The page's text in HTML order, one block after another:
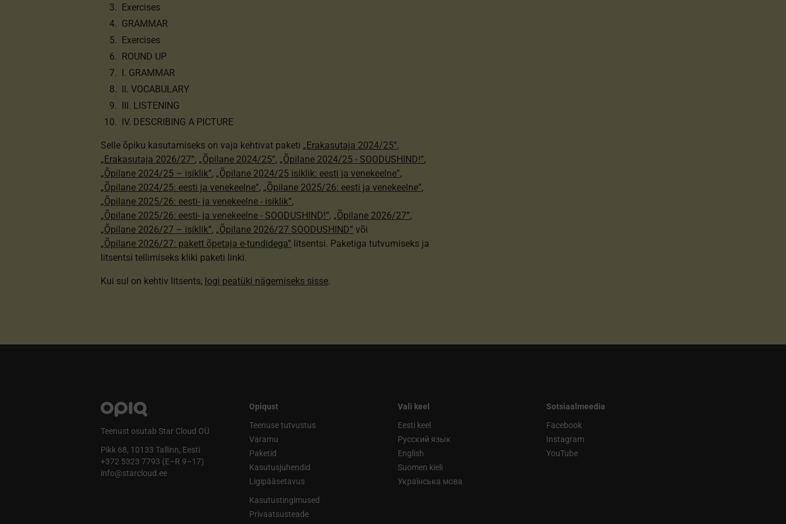
Exercises
GRAMMAR
Exercises
ROUND UP
I. GRAMMAR
II. VOCABULARY
III. LISTENING
IV. DESCRIBING A PICTURE
Selle õpiku kasutamiseks on vaja kehtivat paketi „Erakasutaja 2024/25”,
„Erakasutaja 2026/27”, „Õpilane 2024/25”, „Õpilane 2024/25 - SOODUSHIND!”,
„Õpilane 2024/25 – isiklik”, „Õpilane 2024/25 isiklik: eesti ja venekeelne”,
„Õpilane 2024/25: eesti ja venekeelne”, „Õpilane 2025/26: eesti ja venekeelne”,
„Õpilane 2025/26: eesti- ja venekeelne - isiklik”,
„Õpilane 2025/26: eesti- ja venekeelne - SOODUSHIND!”, „Õpilane 2026/27”,
„Õpilane 2026/27 – isiklik”, „Õpilane 2026/27 SOODUSHIND” või
„Õpilane 2026/27: pakett õpetaja e-tundidega” litsentsi. Paketiga tutvumiseks ja
litsentsi tellimiseks kliki paketi linki.
Kui sul on kehtiv litsents, logi peatüki nägemiseks sisse.
Teenust osutab Star Cloud OÜ
Pikk 68, 10133 Tallinn, Eesti
+372 5323 7793 (E–R 9–17)
info@starcloud.ee
Opiqust
Teenuse tutvustus
Varamu
Paketid
Kasutusjuhendid
Ligipääsetavus
Kasutustingimused
Privaatsusteade
Vali keel
Eesti keel
Русский язык
English
Suomen kieli
Українська мова
Sotsiaalmeedia
Facebook
Instagram
YouTube